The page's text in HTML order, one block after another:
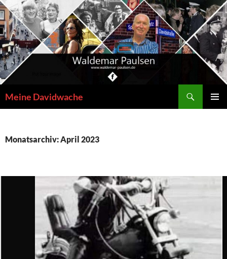
Zum
Inhalt
springen
Meine Davidwache
Monatsarchiv: April 2023